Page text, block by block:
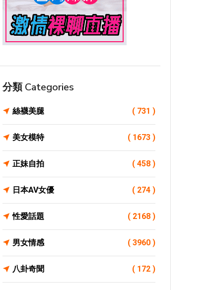
分類 Categories
絲襪美腿 ( 731 )
美女模特 ( 1673 )
正妹自拍 ( 458 )
日本AV女優 ( 274 )
性愛話題 ( 2168 )
男女情感 ( 3960 )
八卦奇聞 ( 172 )